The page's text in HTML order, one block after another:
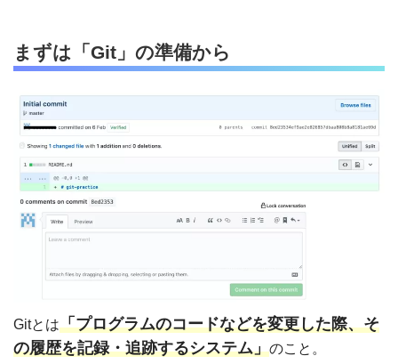
まずは「 Git」の準備から
Gitとは「プログラムのコードなどを変更した際、そ
の履歴を記録・追跡するシステム」のこと。